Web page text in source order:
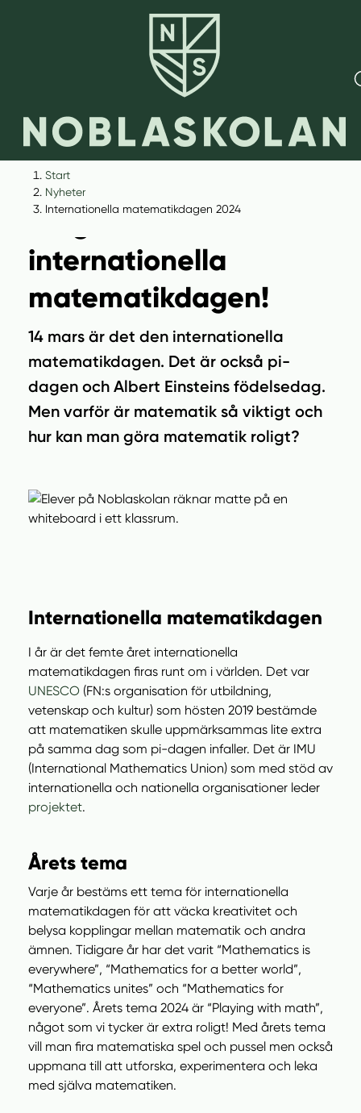
Start
Nyheter
Internationella matematikdagen 2024
Idag firar vi den
internationella
matematikdagen!
14 mars är det den internationella
matematikdagen. Det är också pi-
dagen och Albert Einsteins födelsedag.
Men varför är matematik så viktigt och
hur kan man göra matematik roligt?
Internationella matematikdagen
I år är det femte året internationella
matematikdagen firas runt om i världen. Det var
UNESCO (FN:s organisation för utbildning,
vetenskap och kultur) som hösten 2019 bestämde
att matematiken skulle uppmärksammas lite extra
på samma dag som pi-dagen infaller. Det är IMU
(International Mathematics Union) som med stöd av
internationella och nationella organisationer leder
projektet.
Årets tema
Varje år bestäms ett tema för internationella
matematikdagen för att väcka kreativitet och
belysa kopplingar mellan matematik och andra
ämnen. Tidigare år har det varit “Mathematics is
everywhere”, “Mathematics for a better world”,
“Mathematics unites” och “Mathematics for
everyone”. Årets tema 2024 är “Playing with math”,
något som vi tycker är extra roligt! Med årets tema
vill man fira matematiska spel och pussel men också
uppmana till att utforska, experimentera och leka
med själva matematiken.